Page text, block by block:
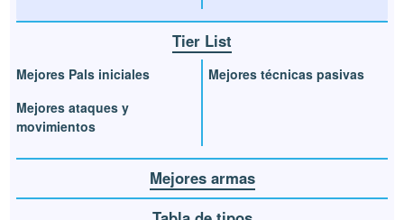
Tier List
Mejores Pals iniciales
Mejores ataques y
movimientos
Mejores técnicas pasivas
Mejores armas